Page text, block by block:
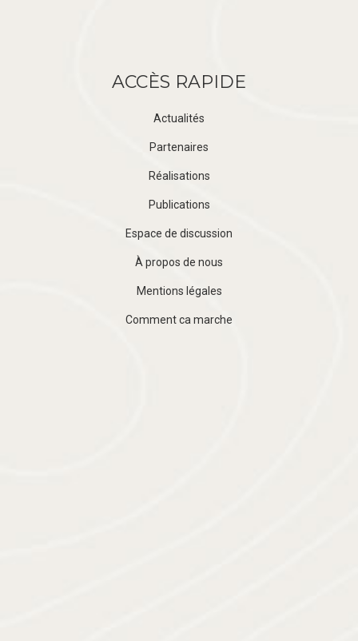
ACCÈS RAPIDE
Actualités
Partenaires
Réalisations
Publications
Espace de discussion
À propos de nous
Mentions légales
Comment ca marche